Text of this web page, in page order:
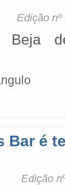
Edição
Beja
Bar é
Edição